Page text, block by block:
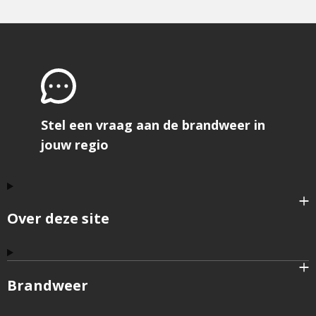
pagina
f
Over deze site
Brandweer
Stel een vraag aan de brandweer in
jouw regio